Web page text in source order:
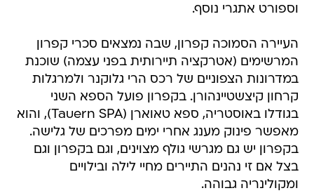
וספורט אתגרי נוסף.
העיירה הסמוכה קפרון, שבה נמצאים סכרי קפרון
המרשימים (אטרקציה תיירותית בפני עצמה) שוכנת
במדרונות הצפוניים של רכס הרי גלוקנר ולמרגלות
קרחון קיצשטיינהורן. בקפרון פועל הספא השני
בגודלו באוסטריה, ספא טאוארן (Tauern SPA), והוא
מאפשר פינוק מענג אחרי ימים מפרכים של גלישה.
בקפרון יש גם מגרשי גולף מצוינים, וגם בקפרון וגם
בצל אם זי נהנים התיירים מחיי לילה ובילויים
ומקולינריה גבוהה.